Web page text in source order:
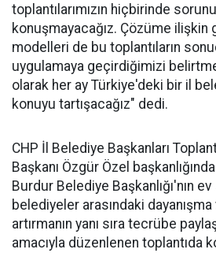
toplantılarımızın hiçbirinde
konuşmayacağız. Çözüme
modelleri de bu toplantıların
uygulamaya geçirdiğimizi
olarak her ay Türkiye'deki bir il
konuyu tartışacağız" dedi.
CHP İl Belediye Başkanları
Başkanı Özgür Özel
Burdur Belediye Başkanlığı'nın
belediyeler arasındaki
artırmanın yanı sıra tecrübe
amacıyla düzenlenen toplantıda